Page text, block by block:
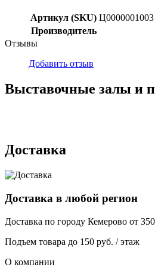
Артикул (SKU) Ц0000001003
Производитель
Отзывы
Добавить отзыв
Выставочные залы и
Доставка
Доставка в любой регион
Доставка по городу Кемерово от 350
Подъем товара до 150 руб. / этаж
О компании